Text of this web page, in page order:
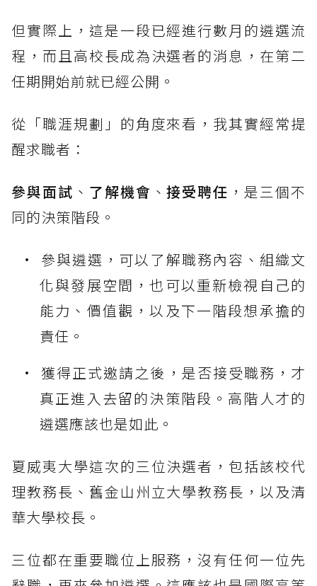
但實際上，這是一段已經進行數月的遴選流
程，而且高校長成為決選者的消息，在第二
任期開始前就已經公開。
從「職涯規劃」的角度來看，我其實經常提
醒求職者：
參與面試 、 了解機會 、接受聘任 ，是三個不
同的決策階段。
參與遴選，可以了解職務內容、組織文
化與發展空間，也可以重新檢視自己的
能力、價值觀，以及下一階段想承擔的
責任。
獲得正式邀請之後，是否接受職務，才
真正進入去留的決策階段。高階人才的
遴選應該也是如此。
夏威夷大學這次的三位決選者，包括該校代
理教務長、舊金山州立大學教務長，以及清
華大學校長。
三位都在重要職位上服務，沒有任何一位先